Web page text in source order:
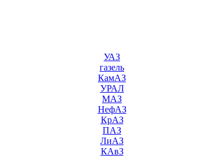
УАЗ
газель
КамАЗ
УРАЛ
МАЗ
НефАЗ
КрАЗ
ПАЗ
ЛиАЗ
КАвЗ